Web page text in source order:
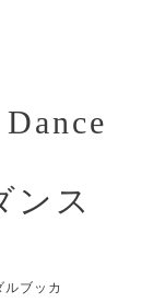
ンス
ブッカ